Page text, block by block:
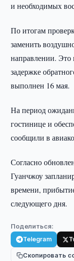
и необходимых
По итогам
заменить
направлении. Это
задержке
выполнен 16 мая.
На период
гостинице и
сообщили в
Согласно
Гуанчжоу
времени,
следующего дня.
Поделиться:
Telegram
Скопировать